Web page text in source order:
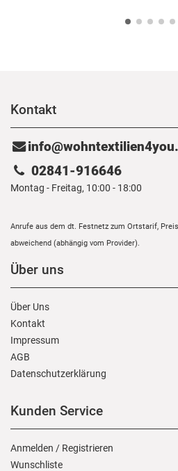
Kontakt
02841-916646
Montag - Freitag, 10:00 - 18:00
Anrufe aus dem dt. Festnetz zum Ortstarif,
abweichend (abhängig vom Provider).
Über uns
Über Uns
Kontakt
Impressum
AGB
Daten­schutz­erklärung
Kunden Service
Anmelden / Registrieren
Wunschliste